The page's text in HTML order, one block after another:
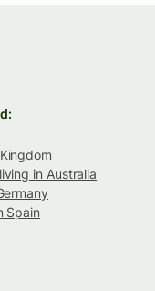
in Australia
Spain